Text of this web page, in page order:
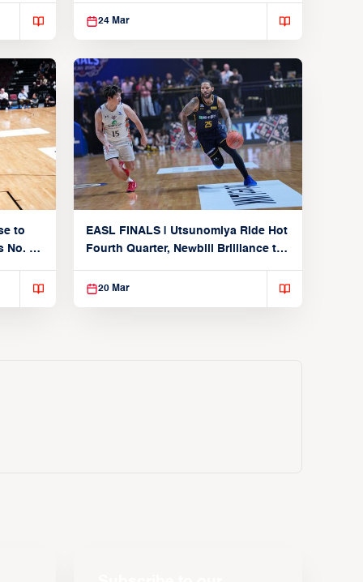
24 Mar
to
No. 1
EASL FINALS | Utsunomiya Ride Hot
Fourth Quarter, Newbill Brilliance to
20 Mar